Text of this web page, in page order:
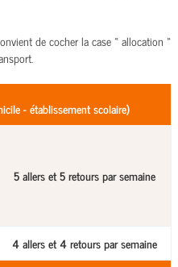
de cocher la case « allocation »
- établissement scolaire)
5 allers et 5 retours par semaine
4 allers et 4 retours par semaine